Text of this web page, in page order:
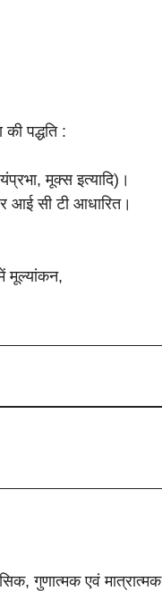
पद्धति :
मूक्स इत्यादि)।
आई सी टी आधारित।
मूल्यांकन,
गुणात्मक एवं मात्रात्मक